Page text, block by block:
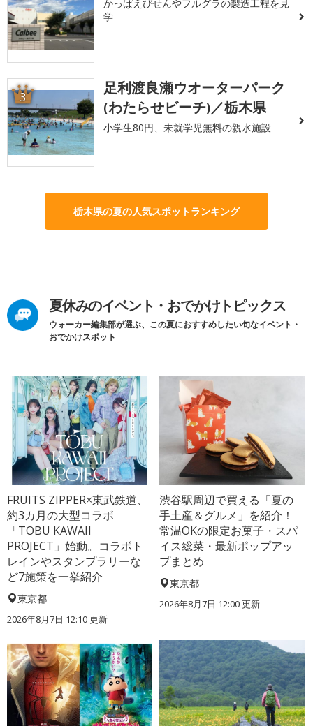
かっぱえびせんやフルグラの製造工程を見
学
3
足利渡良瀬ウオーターパーク
(わたらせビーチ)／栃木県
小学生80円、未就学児無料の親水施設
栃木県の夏の人気スポットランキング
夏休みのイベント・おでかけトピックス
ウォーカー編集部が選ぶ、この夏におすすめしたい旬なイベント・
おでかけスポット
FRUITS ZIPPER×東武鉄道、
約3カ月の大型コラボ
「TOBU KAWAII
PROJECT」始動。コラボト
レインやスタンプラリーな
ど7施策を一挙紹介
東京都
2026年8月7日 12:10更新
渋谷駅周辺で買える「夏の
手土産＆グルメ」を紹介！
常温OKの限定お菓子・スパ
イス総菜・最新ポップアッ
プまとめ
東京都
2026年8月7日 12:00更新